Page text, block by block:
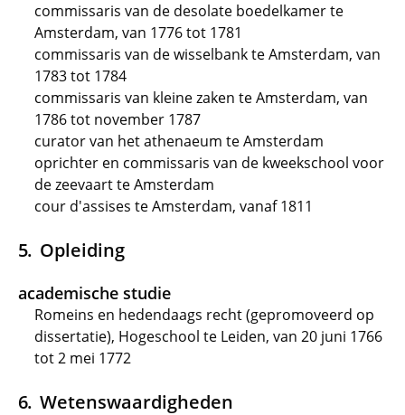
commissaris van de desolate boedelkamer te
Amsterdam, van 1776 tot 1781
commissaris van de wisselbank te Amsterdam, van
1783 tot 1784
commissaris van kleine zaken te Amsterdam, van
1786 tot november 1787
curator van het athenaeum te Amsterdam
oprichter en commissaris van de kweekschool voor
de zeevaart te Amsterdam
cour d'assises te Amsterdam, vanaf 1811
Opleiding
academische studie
Romeins en hedendaags recht (gepromoveerd op
dissertatie), Hogeschool te Leiden, van 20 juni 1766
tot 2 mei 1772
Wetenswaardigheden